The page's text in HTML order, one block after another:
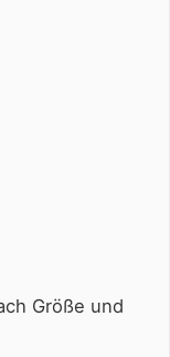
Größe und